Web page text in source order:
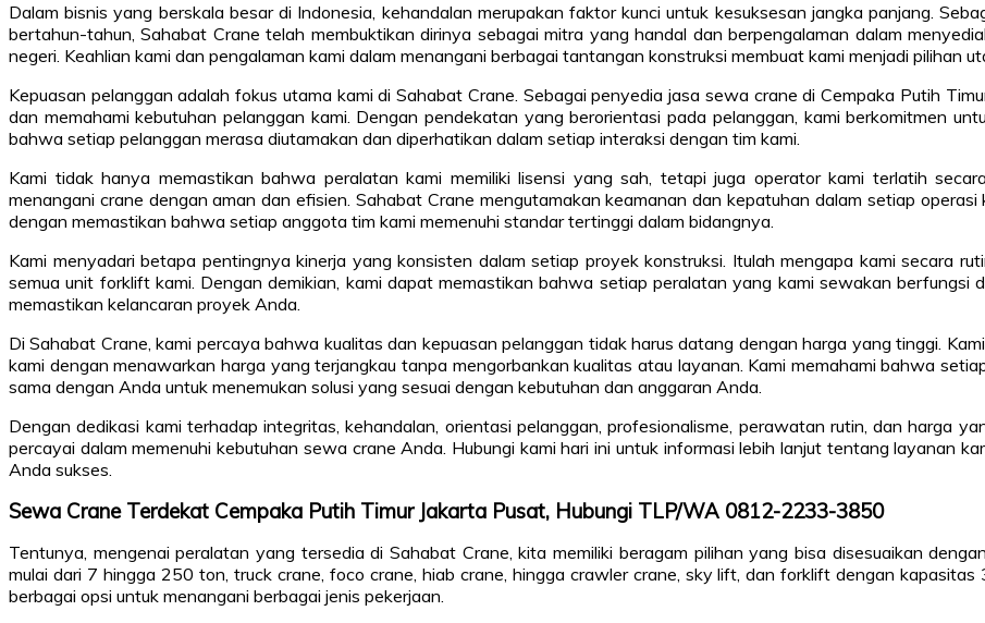
Dalam bisnis yang berskala besar di Indonesia, kehandalan merupakan faktor kunci untuk kesuksesan jangka panjang.
bertahun-tahun, Sahabat Crane telah membuktikan dirinya sebagai mitra yang handal dan berpengalaman dalam
negeri. Keahlian kami dan pengalaman kami dalam menangani berbagai tantangan konstruksi membuat kami menjadi pilihan
Kepuasan pelanggan adalah fokus utama kami di Sahabat Crane. Sebagai penyedia jasa sewa crane di Cempaka Putih
dan memahami kebutuhan pelanggan kami. Dengan pendekatan yang berorientasi pada pelanggan, kami berkomitmen
bahwa setiap pelanggan merasa diutamakan dan diperhatikan dalam setiap interaksi dengan tim kami.
Kami tidak hanya memastikan bahwa peralatan kami memiliki lisensi yang sah, tetapi juga operator kami terlatih
menangani crane dengan aman dan efisien. Sahabat Crane mengutamakan keamanan dan kepatuhan dalam setiap
dengan memastikan bahwa setiap anggota tim kami memenuhi standar tertinggi dalam bidangnya.
Kami menyadari betapa pentingnya kinerja yang konsisten dalam setiap proyek konstruksi. Itulah mengapa kami secara
semua unit forklift kami. Dengan demikian, kami dapat memastikan bahwa setiap peralatan yang kami sewakan berfungsi
memastikan kelancaran proyek Anda.
Di Sahabat Crane, kami percaya bahwa kualitas dan kepuasan pelanggan tidak harus datang dengan harga yang tinggi.
kami dengan menawarkan harga yang terjangkau tanpa mengorbankan kualitas atau layanan. Kami memahami bahwa
sama dengan Anda untuk menemukan solusi yang sesuai dengan kebutuhan dan anggaran Anda.
Dengan dedikasi kami terhadap integritas, kehandalan, orientasi pelanggan, profesionalisme, perawatan rutin, dan harga
percayai dalam memenuhi kebutuhan sewa crane Anda. Hubungi kami hari ini untuk informasi lebih lanjut tentang layanan
Anda sukses.
Sewa Crane Terdekat Cempaka Putih Timur Jakarta Pusat, Hubungi TLP/WA 0812-2233-3850
Tentunya, mengenai peralatan yang tersedia di Sahabat Crane, kita memiliki beragam pilihan yang bisa disesuaikan
mulai dari 7 hingga 250 ton, truck crane, foco crane, hiab crane, hingga crawler crane, sky lift, dan forklift dengan
berbagai opsi untuk menangani berbagai jenis pekerjaan.